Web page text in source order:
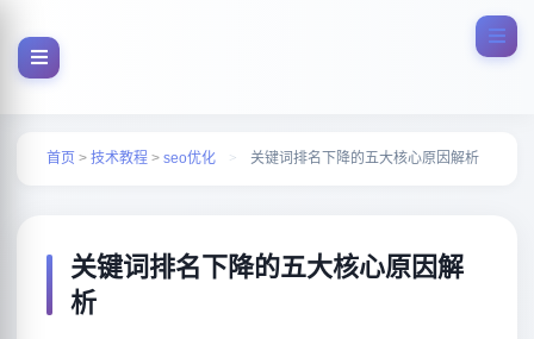
首页 > 技术教程 > seo优化 > 关键词排名下降的五大核心原因解析
关键词排名下降的五大核心原因解
析